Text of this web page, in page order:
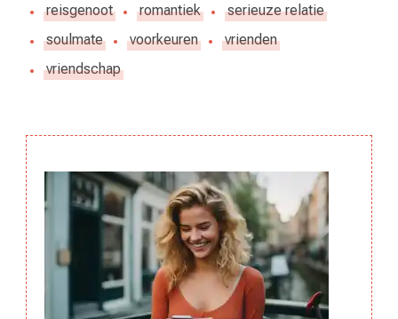
reisgenoot
romantiek
serieuze relatie
soulmate
voorkeuren
vrienden
vriendschap
Berichtnavigatie